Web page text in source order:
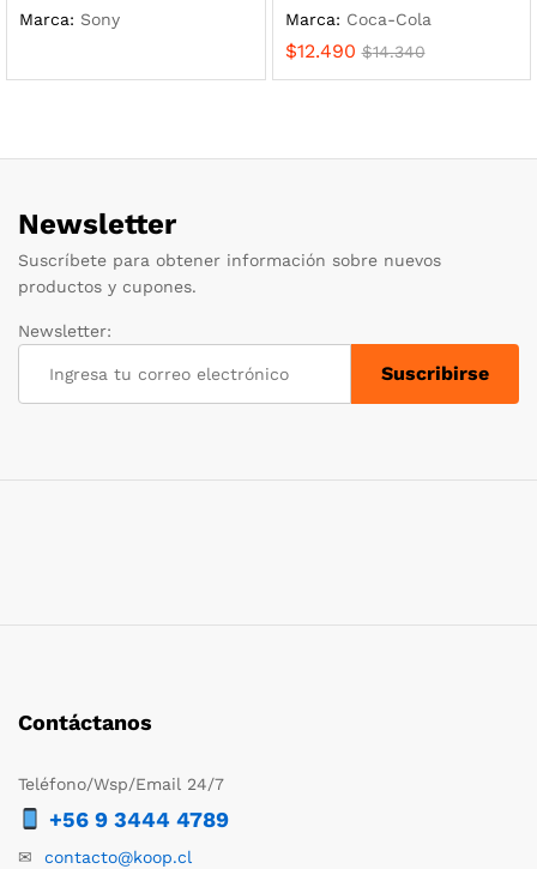
Marca: Sony
Marca: Coca-Cola
$12.490 $14.340
Newsletter
Suscríbete para obtener información sobre nuevos
productos y cupones.
Newsletter:
Contáctanos
Teléfono/Wsp/Email 24/7
+56 9 3444 4789
✉ contacto@koop.cl